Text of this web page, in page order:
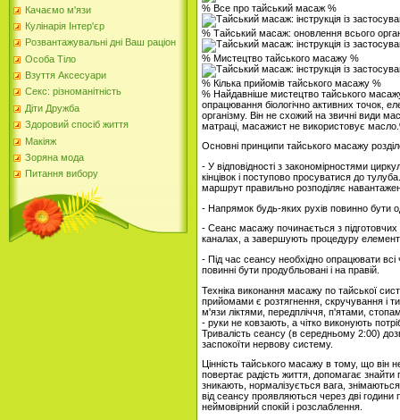
Качаємо м'язи
Кулінарія Інтер'єр
Розвантажувальні дні Ваш раціон
Особа Тіло
Взуття Аксесуари
Секс: різноманітність
Діти Дружба
Здоровий спосіб життя
Макіяж
Зоряна мода
Питання вибору
% Все про тайський масаж %
% Тайський масаж: оновлення всього
% Мистецтво тайського масажу %
% Кілька прийомів тайського масажу %
% Найдавніше мистецтво тайського
опрацювання біологічно активних точок,
організму. Він не схожий на звичні види
матраці, масажист не використовує
Основні принципи тайського масажу
- У відповідності з закономірностями
кінцівок і поступово просуватися до
маршрут правильно розподіляє
- Напрямок будь-яких рухів повинно бути
- Сеанс масажу починається з
каналах, а завершують процедуру
- Під час сеансу необхідно опрацювати всі
повинні бути продубльовані і на правій.
Техніка виконання масажу по тайської
прийомами є розтягнення, скручування і
м'язи ліктями, передпліччя, п'ятами,
- руки не ковзають, а чітко виконують
Тривалість сеансу (в середньому 2:00)
заспокоїти нервову систему.
Цінність тайського масажу в тому, що він
повертає радість життя, допомагає знайти
зникають, нормалізується вага,
від сеансу проявляються через дві
неймовірний спокій і розслаблення.